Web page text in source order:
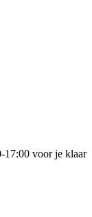
17:00 voor je klaar